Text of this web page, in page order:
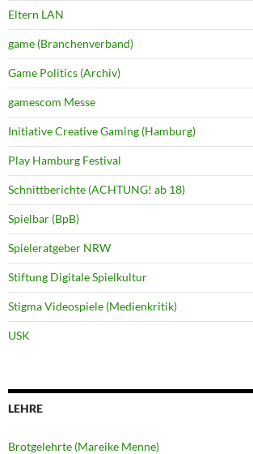
Eltern LAN
game (Branchenverband)
Game Politics (Archiv)
gamescom Messe
Initiative Creative Gaming (Hamburg)
Play Hamburg Festival
Schnittberichte (ACHTUNG! ab 18)
Spielbar (BpB)
Spieleratgeber NRW
Stiftung Digitale Spielkultur
Stigma Videospiele (Medienkritik)
USK
LEHRE
Brotgelehrte (Mareike Menne)